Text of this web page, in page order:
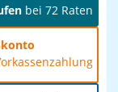
bei 72 Raten